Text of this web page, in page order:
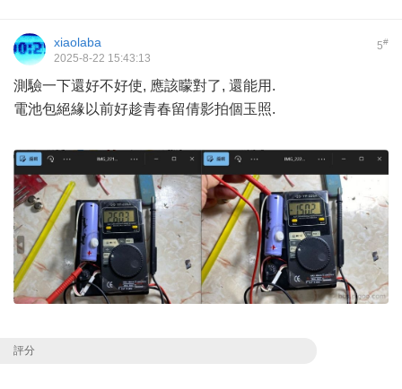
5#
xiaolaba
2025-8-22 15:43:13
測驗一下還好不好使, 應該矇對了, 還能用.
電池包絕緣以前好趁青春留倩影拍個玉照.
評分